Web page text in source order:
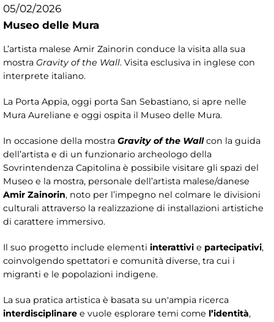
05/02/2026
Museo delle Mura
L’artista malese Amir Zainorin conduce la visita alla sua
mostra Gravity of the Wall. Visita esclusiva in inglese con
interprete italiano.
La Porta Appia, oggi porta San Sebastiano, si apre nelle
Mura Aureliane e oggi ospita il Museo delle Mura.
In occasione della mostra Gravity of the Wallcon la guida
dell’artista e di un funzionario archeologo della
Sovrintendenza Capitolina è possibile visitare gli spazi del
Museo e la mostra, personale dell’artista malese/danese
Amir Zainorin, noto per l’impegno nel colmare le divisioni
culturali attraverso la realizzazione di installazioni artistiche
di carattere immersivo.
Il suo progetto include elementi interattivi e partecipativi,
coinvolgendo spettatori e comunità diverse, tra cui i
migranti e le popolazioni indigene.
La sua pratica artistica è basata su un'ampia ricerca
interdisciplinare e vuole esplorare temi come l’identità,